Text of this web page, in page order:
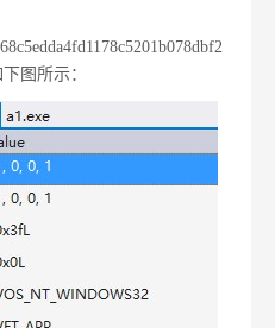
图所示：